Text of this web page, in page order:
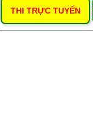
THI TRỰC TUYẾN